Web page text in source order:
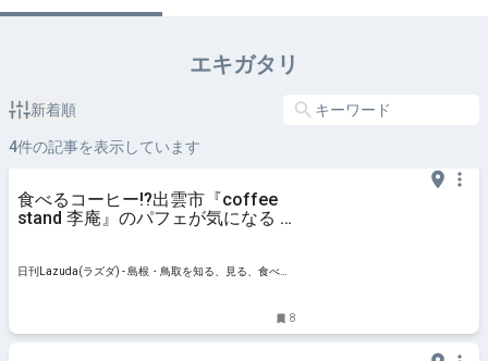
エキガタリ
新着順
4件の記事を表示しています
食べるコーヒー!?出雲市『coffee
stand 李庵』のパフェが気になる –
日刊Lazuda(ラズダ) - 島根・鳥取を知る、見る、食べ
8